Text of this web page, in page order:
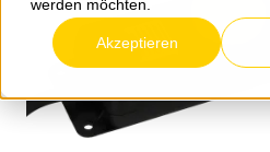
werden möchten.
Akzeptieren